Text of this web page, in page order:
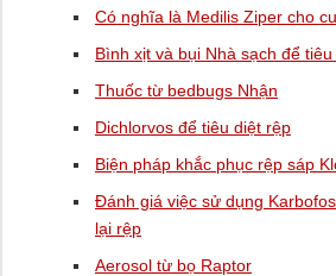
Có nghĩa là Medilis Ziper cho
Bình xịt và bụi Nhà sạch để
Thuốc từ bedbugs Nhận
Dichlorvos để tiêu diệt rệp
Biện pháp khắc phục rệp sáp
Đánh giá việc sử dụng
lại rệp
Aerosol từ bọ Raptor